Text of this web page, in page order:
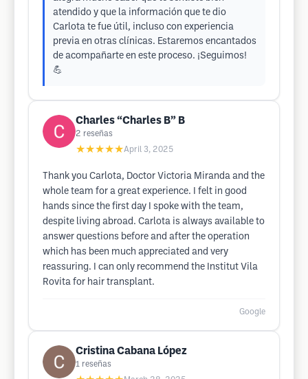
atendido y que la información que te dio
Carlota te fue útil, incluso con experiencia
previa en otras clínicas. Estaremos encantados
de acompañarte en este proceso. ¡Seguimos!
💪
Charles “Charles B” B
2 reseñas
★★★★★April 3, 2025
Thank you Carlota, Doctor Victoria Miranda and the
whole team for a great experience. I felt in good
hands since the first day I spoke with the team,
despite living abroad. Carlota is always available to
answer questions before and after the operation
which has been much appreciated and very
reassuring. I can only recommend the Institut Vila
Rovita for hair transplant.
Google
Cristina Cabana López
1 reseñas